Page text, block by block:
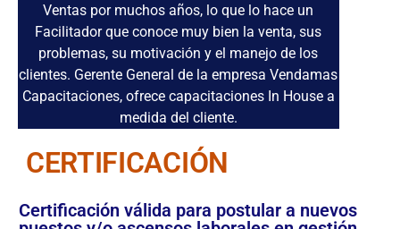
Ventas por muchos años, lo que lo hace un
Facilitador que conoce muy bien la venta, sus
problemas, su motivación y el manejo de los
clientes. Gerente General de la empresa Vendamas
Capacitaciones, ofrece capacitaciones In House a
medida del cliente.
CERTIFICACIÓN
Certificación válida para postular a nuevos